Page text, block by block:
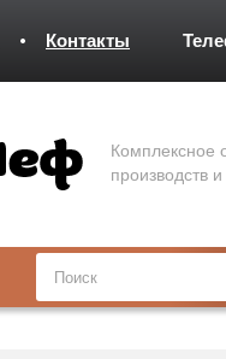
Контакты
Комплексное
производств